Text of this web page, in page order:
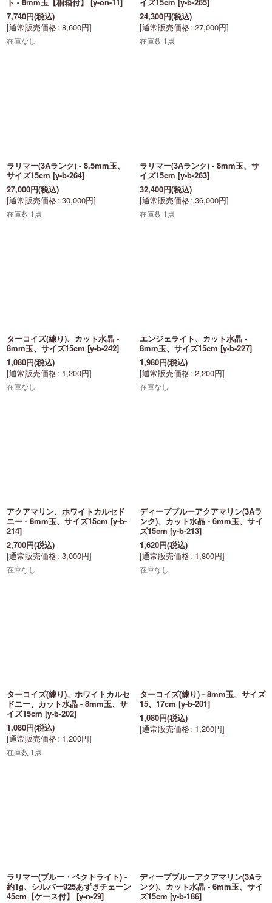
ト - 8mm玉【桐箱付】 [y-on-11]
7,740円(税込)
[通常販売価格: 8,600円]
在庫なし
イズ15cm [y-b-265]
24,300円(税込)
[通常販売価格: 27,000円]
在庫数 1点
ラリマー(3Aランク) - 8.5mm玉、
サイズ15cm [y-b-264]
27,000円(税込)
[通常販売価格: 30,000円]
在庫数 1点
ラリマー(3Aランク) - 8mm玉、サ
イズ15cm [y-b-263]
32,400円(税込)
[通常販売価格: 36,000円]
在庫数 1点
ターコイズ(練り)、カット水晶 -
8mm玉、サイズ15cm [y-b-242]
1,080円(税込)
[通常販売価格: 1,200円]
在庫なし
エンジェライト、カット水晶 -
8mm玉、サイズ15cm [y-b-227]
1,980円(税込)
[通常販売価格: 2,200円]
在庫なし
アクアマリン、ホワイトカルセド
ニー - 8mm玉、サイズ15cm [y-b-
214]
2,700円(税込)
[通常販売価格: 3,000円]
在庫なし
ディープブルーアクアマリン(3Aラ
ンク)、カット水晶 - 6mm玉、サイ
ズ15cm [y-b-213]
1,620円(税込)
[通常販売価格: 1,800円]
在庫なし
ターコイズ(練り)、ホワイトカルセ
ドニー、カット水晶 - 8mm玉、サ
イズ15cm [y-b-202]
1,080円(税込)
[通常販売価格: 1,200円]
在庫数 1点
ターコイズ(練り) - 8mm玉、サイズ
15、17cm [y-b-201]
1,080円(税込)
[通常販売価格: 1,200円]
ラリマー(ブルー・ペクトライト) -
約1g、シルバー925あずきチェーン
45cm【ケース付】 [y-n-29]
ディープブルーアクアマリン(3Aラ
ンク)、カット水晶 - 6mm玉、サイ
ズ15cm [y-b-186]